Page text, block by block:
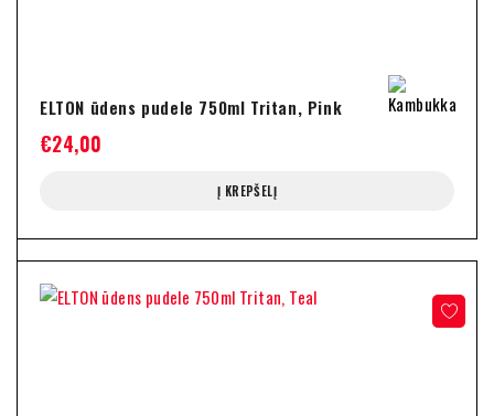
ELTON ūdens pudele 750ml Tritan, Pink
€24,00
Į KREPŠELĮ